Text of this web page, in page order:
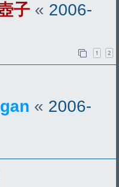
子 « 2006-
1 2
« 2006-